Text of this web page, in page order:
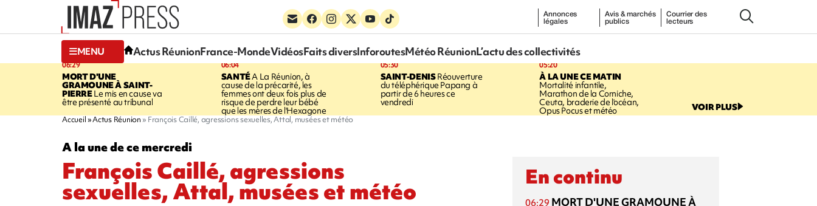
Annonces
légales
Avis & marchés
publics
Courrier des
lecteurs
MENU Actus RéunionFrance-MondeVidéosFaits diversInforoutesMétéo RéunionL’actu des collectivités
06:29
MORT D'UNE
GRAMOUNE À SAINT-
PIERRELe mis en cause va
être présenté au tribunal
06:04
SANTÉA La Réunion, à
cause de la précarité, les
femmes ont deux fois plus de
risque de perdre leur bébé
que les mères de l'Hexagone
05:30
SAINT-DENISRéouverture
du téléphérique Papang à
partir de 6 heures ce
vendredi
05:20
À LA UNE CE MATIN
Mortalité infantile,
Marathon de la Corniche,
Ceuta, braderie de l'océan,
Opus Pocus et météo VOIR PLUS
Accueil Actus Réunion François Caillé, agressions sexuelles, Attal, musées et météo
A la une de ce mercredi
François Caillé, agressions
sexuelles, Attal, musées et météo
En continu
06:29 MORT D'UNE GRAMOUNE À